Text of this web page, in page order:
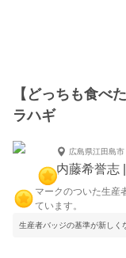
【どっちも食べ
ラハギ
広島県江田島市
内藤希誉志
マークのついた生産
ています。
生産者バッジの基準が新しく